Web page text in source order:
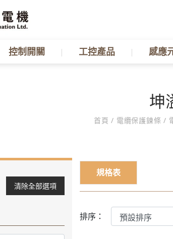
控制開關 工控產品 感應
坤
首頁/ 電纜保護鍊條/
清除全部選項
規格表
排序：